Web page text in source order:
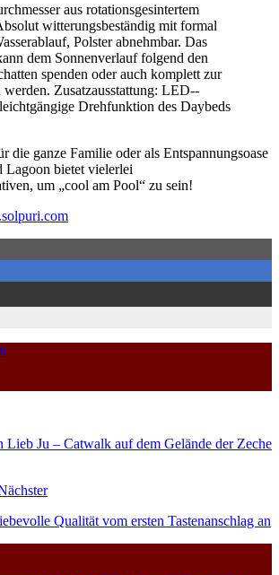
aus rotationsgesintertem
witterungsbeständig mit formal
Polster abnehmbar. Das
dem Sonnenverlauf folgend den
spenden oder auch komplett zur
werden. Zusatzausstattung: LED-­‐
Drehfunktion des Daybeds
die ganze Familie oder als Entspannungsoase
Lagoon bietet vielerlei
um „cool am Pool“ zu sein!
Ju – Catwalk auf dem Gelände der Zeche
Qualität vom ersten Tastenanschlag an